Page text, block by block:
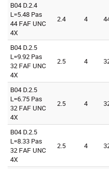
B04 D.2.4
L=5.48 Pas
44 FAF UNC
4X
2.4 4
B04 D.2.5
L=9.92 Pas
32 FAF UNC
4X
2.5 4
B04 D.2.5
L=6.75 Pas
32 FAF UNC
4X
2.5 4
B04 D.2.5
L=8.33 Pas
32 FAF UNC
4X
2.5 4